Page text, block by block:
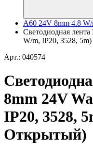
A60 24V 8mm 4.8
Светодиодная
W/m, IP20, 3528,
Арт.: 040574
8mm 24V
IP20, 3528,
Открытый)